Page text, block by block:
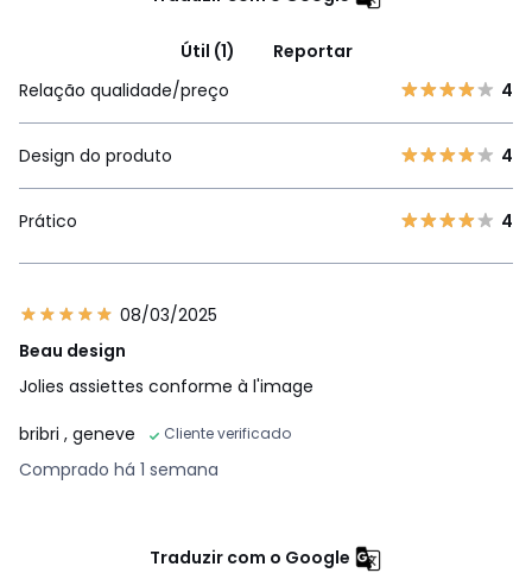
Útil (1)
Reportar
Relação qualidade/preço
4
Design do produto 4
Prático 4
08/03/2025
Beau design
Jolies assiettes conforme à l'image
bribri , geneve Cliente verificado
Comprado há 1 semana
Traduzir com o Google